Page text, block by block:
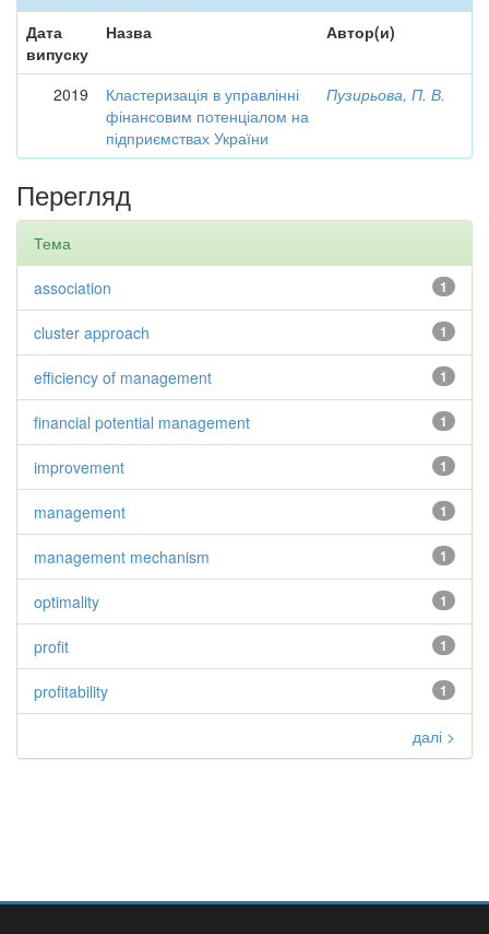
Дата
випуску
Назва Автор(и)
2019
Кластеризація в управлінні
фінансовим потенціалом на
підприємствах України
Пузирьова, П. В.
Перегляд
Тема
1
association
1
cluster approach
1
efficiency of management
1
financial potential management
1
improvement
1
management
1
management mechanism
1
optimality
1
profit
1
profitability
далі >